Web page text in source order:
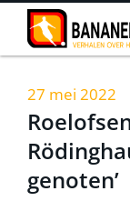
Home
Nieuws
Interviews
27 mei 2022
genoten’